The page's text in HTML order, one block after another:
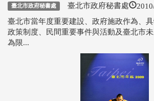
臺北市政府秘書處 臺北市政府秘書處
臺北市當年度重要建設、政府施政作為、
政策制度、民間重要事件與活動及臺北市
為限...